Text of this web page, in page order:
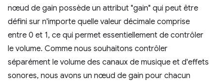
nœud de gain possède un attribut "gain" qui peut être
défini sur n'importe quelle valeur décimale comprise
entre 0 et 1, ce qui permet essentiellement de contrôler
le volume. Comme nous souhaitons contrôler
séparément le volume des canaux de musique et d'effets
sonores, nous avons un nœud de gain pour chacun